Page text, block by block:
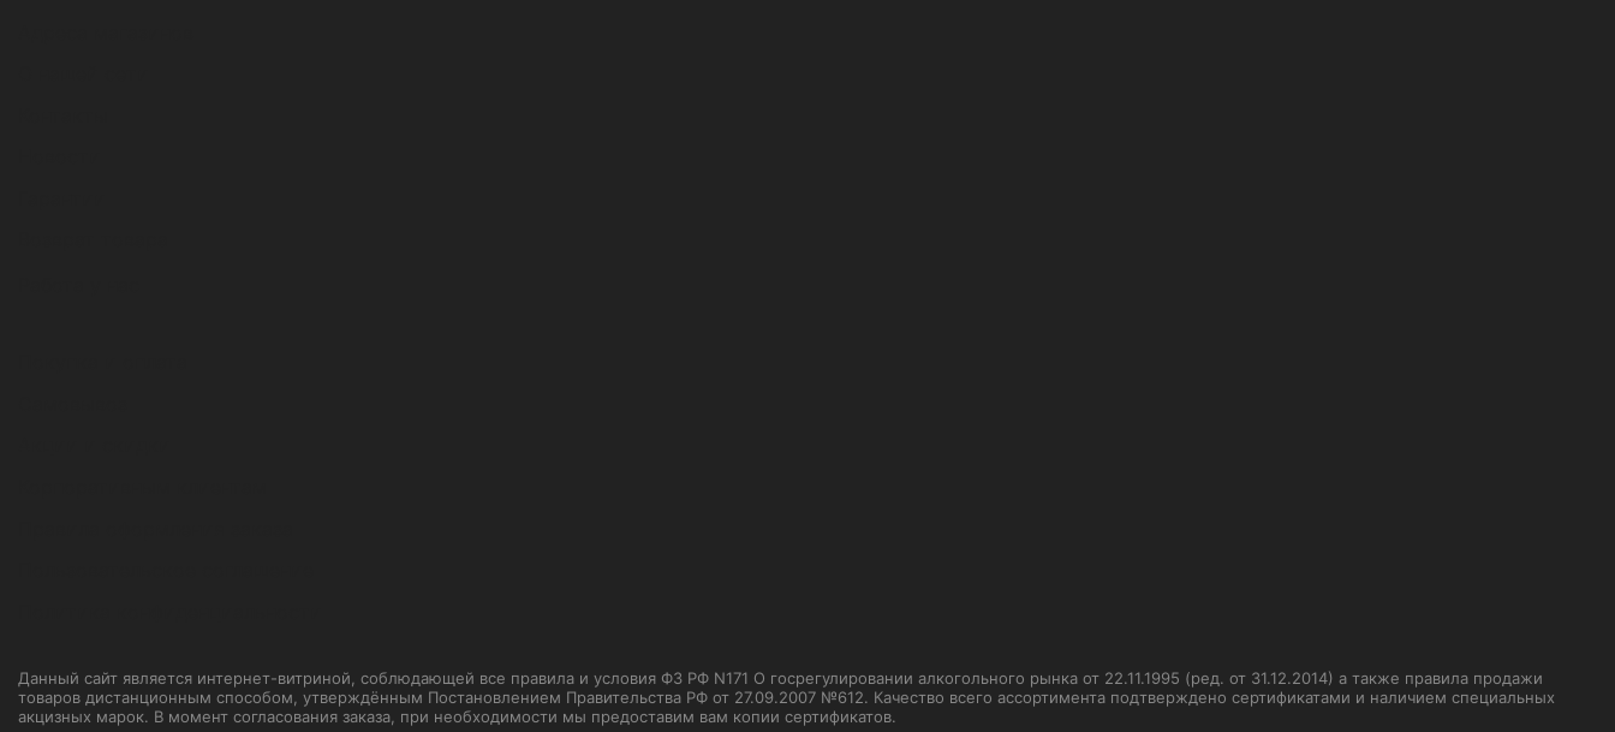
Данный сайт является интернет-витриной, соблюдающей все правила и условия ФЗ РФ N171 О госрегулировании алкогольного рынка от 22.11.1995 (ред. от 31.12.2014) а также правила продажи
товаров дистанционным способом, утверждённым Постановлением Правительства РФ от 27.09.2007 №612. Качество всего ассортимента подтверждено сертификатами и наличием специальных
акцизных марок. В момент согласования заказа, при необходимости мы предоставим вам копии сертификатов.